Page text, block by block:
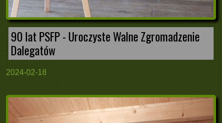
90 lat PSFP - Uroczyste Walne Zgromadzenie
Dalegatów
2024-02-18